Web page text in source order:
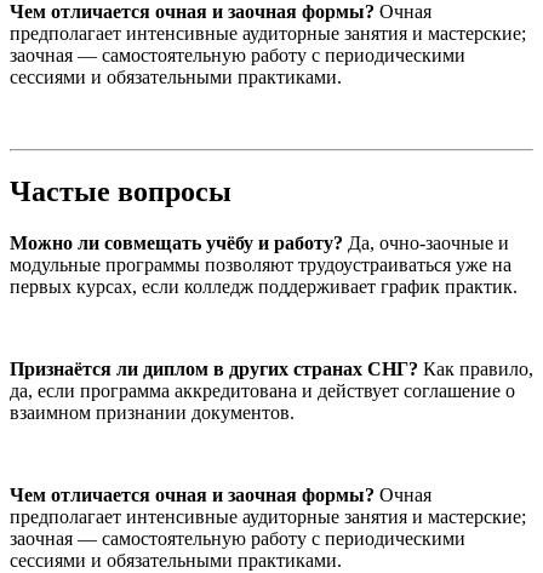
Чем отличается очная и заочная формы? Очная
предполагает интенсивные аудиторные занятия и мастерские;
заочная — самостоятельную работу с периодическими
сессиями и обязательными практиками.
Частые вопросы
Можно ли совмещать учёбу и работу? Да, очно-заочные и
модульные программы позволяют трудоустраиваться уже на
первых курсах, если колледж поддерживает график практик.
Признаётся ли диплом в других странах СНГ? Как правило,
да, если программа аккредитована и действует соглашение о
взаимном признании документов.
Чем отличается очная и заочная формы? Очная
предполагает интенсивные аудиторные занятия и мастерские;
заочная — самостоятельную работу с периодическими
сессиями и обязательными практиками.